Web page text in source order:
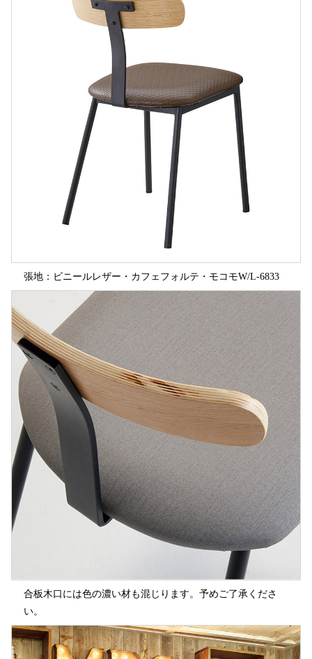
張地：ビニールレザー・カフェフォルテ・モコモW/L-6833
合板木口には色の濃い材も混じります。予めご了承くださ
い。